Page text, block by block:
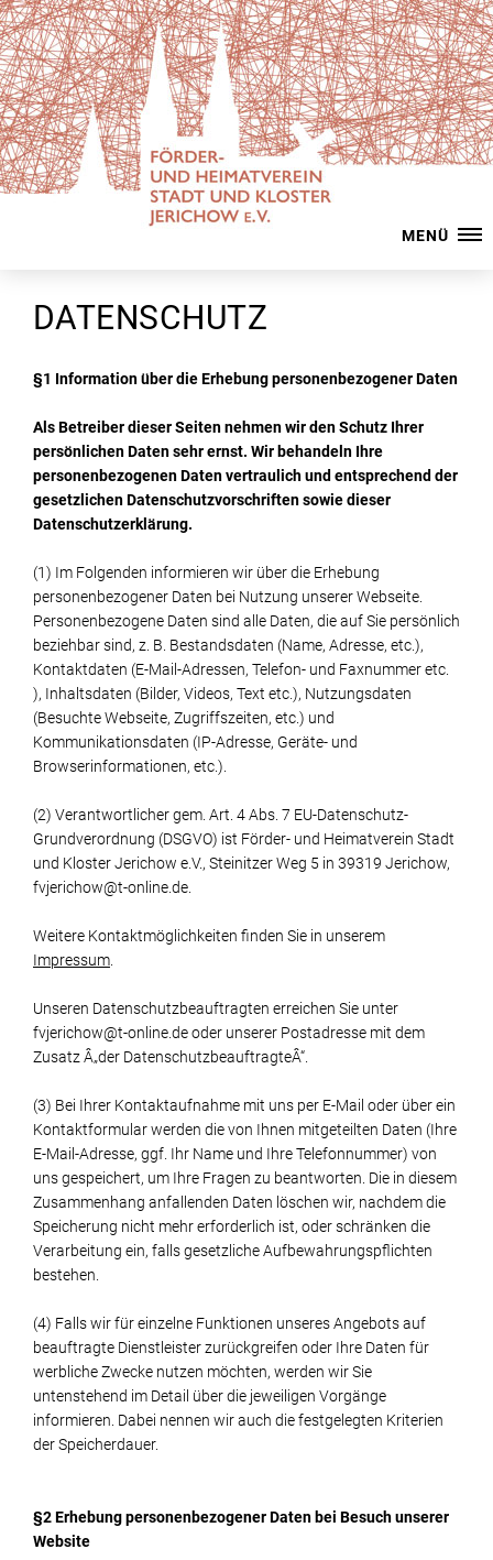
MENÜ
DATENSCHUTZ
§1 Information über die Erhebung personenbezogener Daten
Als Betreiber dieser Seiten nehmen wir den Schutz Ihrer
persönlichen Daten sehr ernst. Wir behandeln Ihre
personenbezogenen Daten vertraulich und entsprechend der
gesetzlichen Datenschutzvorschriften sowie dieser
Datenschutzerklärung.
(1) Im Folgenden informieren wir über die Erhebung
personenbezogener Daten bei Nutzung unserer Webseite.
Personenbezogene Daten sind alle Daten, die auf Sie persönlich
beziehbar sind, z. B. Bestandsdaten (Name, Adresse, etc.),
Kontaktdaten (E-Mail-Adressen, Telefon- und Faxnummer etc.
), Inhaltsdaten (Bilder, Videos, Text etc.), Nutzungsdaten
(Besuchte Webseite, Zugriffszeiten, etc.) und
Kommunikationsdaten (IP-Adresse, Geräte- und
Browserinformationen, etc.).
(2) Verantwortlicher gem. Art. 4 Abs. 7 EU-Datenschutz-
Grundverordnung (DSGVO) ist Förder- und Heimatverein Stadt
und Kloster Jerichow e.V., Steinitzer Weg 5 in 39319 Jerichow,
fvjerichow@t-online.de.
Weitere Kontaktmöglichkeiten finden Sie in unserem
Impressum
Unseren Datenschutzbeauftragten erreichen Sie unter
fvjerichow@t-online.de oder unserer Postadresse mit dem
Zusatz Â„der DatenschutzbeauftragteÂ“.
(3) Bei Ihrer Kontaktaufnahme mit uns per E-Mail oder über ein
Kontaktformular werden die von Ihnen mitgeteilten Daten (Ihre
E-Mail-Adresse, ggf. Ihr Name und Ihre Telefonnummer) von
uns gespeichert, um Ihre Fragen zu beantworten. Die in diesem
Zusammenhang anfallenden Daten löschen wir, nachdem die
Speicherung nicht mehr erforderlich ist, oder schränken die
Verarbeitung ein, falls gesetzliche Aufbewahrungspflichten
bestehen.
(4) Falls wir für einzelne Funktionen unseres Angebots auf
beauftragte Dienstleister zurückgreifen oder Ihre Daten für
werbliche Zwecke nutzen möchten, werden wir Sie
untenstehend im Detail über die jeweiligen Vorgänge
informieren. Dabei nennen wir auch die festgelegten Kriterien
der Speicherdauer.
§2 Erhebung personenbezogener Daten bei Besuch unserer
Website